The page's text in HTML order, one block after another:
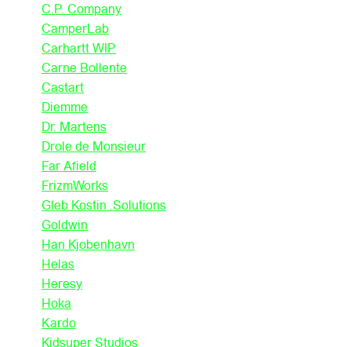
C.P. Company
CamperLab
Carhartt WIP
Carne Bollente
Castart
Diemme
Dr. Martens
Drole de Monsieur
Far Afield
FrizmWorks
Gleb Kostin .Solutions
Goldwin
Han Kjobenhavn
Helas
Heresy
Hoka
Kardo
Kidsuper Studios